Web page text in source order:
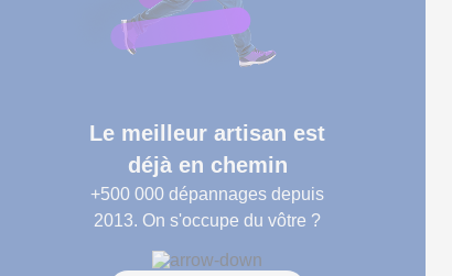
Le meilleur artisan est
déjà en chemin
+500 000 dépannages depuis
2013. On s'occupe du vôtre ?